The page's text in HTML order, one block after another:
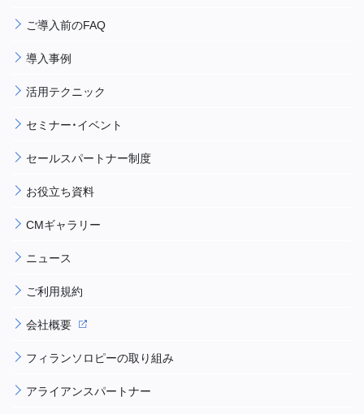
ご導入前のFAQ
導入事例
活用テクニック
セミナー・イベント
セールスパートナー制度
お役立ち資料
CMギャラリー
ニュース
ご利用規約
会社概要
フィランソロピーの取り組み
アライアンスパートナー